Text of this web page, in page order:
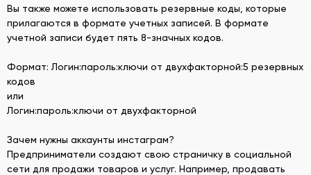
Вы также можете использовать резервные коды, которые
прилагаются в формате учетных записей. В формате
учетной записи будет пять 8-значных кодов.
Формат: Логин:пароль:ключи от двухфакторной:5 резервных
кодов
или
Логин:пароль:ключи от двухфакторной
Зачем нужны аккаунты инстаграм?
Предприниматели создают свою страничку в социальной
сети для продажи товаров и услуг. Например, продавать